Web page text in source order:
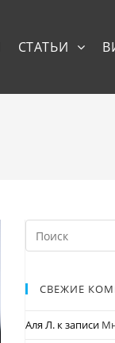
СТАТЬИ
СВЕЖИЕ
Аля Л. к записи